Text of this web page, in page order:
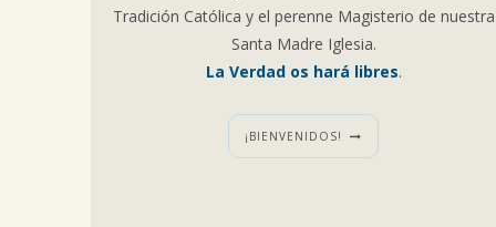
Tradición Católica y el perenne Magisterio de nuestra
Santa Madre Iglesia.
La Verdad os hará libres.
¡BIENVENIDOS!